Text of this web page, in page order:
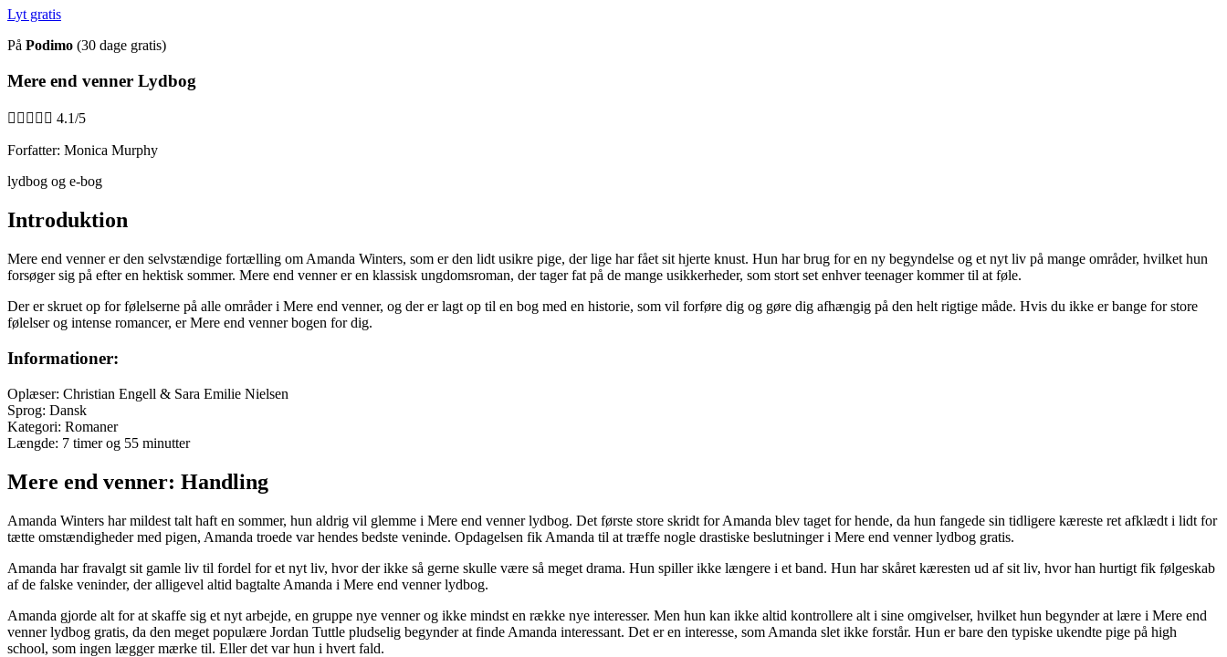
Lyt gratis
På Podimo (30 dage gratis)
Mere end venner Lydbog
     4.1/5
Forfatter: Monica Murphy
lydbog og e-bog
Introduktion
Mere end venner er den selvstændige fortælling om Amanda Winters, som er den lidt usikre pige, der lige har fået sit hjerte knust. Hun har brug for en ny begyndelse og et nyt liv på mange områder, hvilket hun
forsøger sig på efter en hektisk sommer. Mere end venner er en klassisk ungdomsroman, der tager fat på de mange usikkerheder, som stort set enhver teenager kommer til at føle.
Der er skruet op for følelserne på alle områder i Mere end venner, og der er lagt op til en bog med en historie, som vil forføre dig og gøre dig afhængig på den helt rigtige måde. Hvis du ikke er bange for store
følelser og intense romancer, er Mere end venner bogen for dig.
Informationer:
Oplæser: Christian Engell & Sara Emilie Nielsen
Sprog: Dansk
Kategori: Romaner
Længde: 7 timer og 55 minutter
Mere end venner: Handling
Amanda Winters har mildest talt haft en sommer, hun aldrig vil glemme i Mere end venner lydbog. Det første store skridt for Amanda blev taget for hende, da hun fangede sin tidligere kæreste ret afklædt i lidt for
tætte omstændigheder med pigen, Amanda troede var hendes bedste veninde. Opdagelsen fik Amanda til at træffe nogle drastiske beslutninger i Mere end venner lydbog gratis.
Amanda har fravalgt sit gamle liv til fordel for et nyt liv, hvor der ikke så gerne skulle være så meget drama. Hun spiller ikke længere i et band. Hun har skåret kæresten ud af sit liv, hvor han hurtigt fik følgeskab
af de falske veninder, der alligevel altid bagtalte Amanda i Mere end venner lydbog.
Amanda gjorde alt for at skaffe sig et nyt arbejde, en gruppe nye venner og ikke mindst en række nye interesser. Men hun kan ikke altid kontrollere alt i sine omgivelser, hvilket hun begynder at lære i Mere end
venner lydbog gratis, da den meget populære Jordan Tuttle pludselig begynder at finde Amanda interessant. Det er en interesse, som Amanda slet ikke forstår. Hun er bare den typiske ukendte pige på high
school, som ingen lægger mærke til. Eller det var hun i hvert fald.